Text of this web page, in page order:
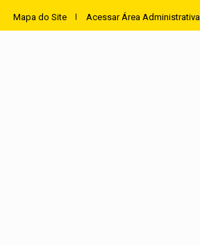
Mapa do Site Acessar Área Administrativa